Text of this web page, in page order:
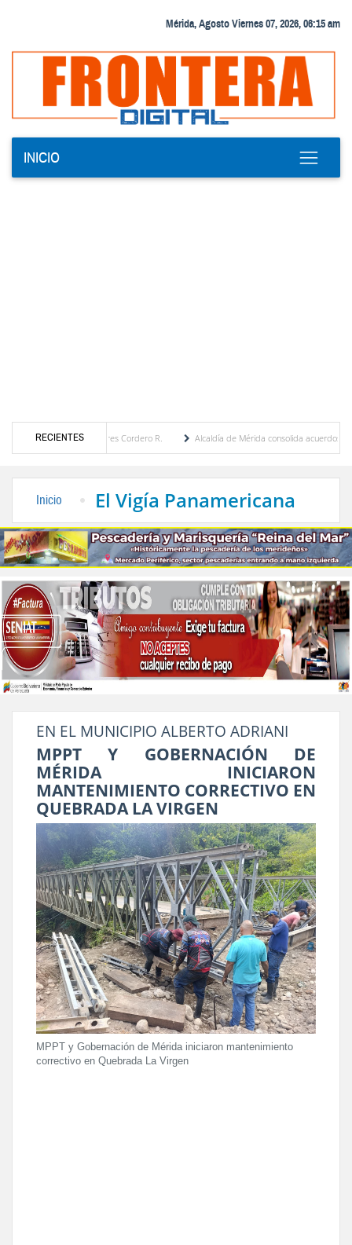
Mérida, Agosto Viernes 07, 2026, 06:15 am
INICIO
RECIENTES
María Eugenia Febres Cordero R.
Alcaldía de Mérida consolida acuerdos con
Inicio El Vigía Panamericana
EN EL MUNICIPIO ALBERTO ADRIANI
MPPT Y GOBERNACIÓN DE
MÉRIDA INICIARON
MANTENIMIENTO CORRECTIVO EN
QUEBRADA LA VIRGEN
MPPT y Gobernación de Mérida iniciaron mantenimiento
correctivo en Quebrada La Virgen